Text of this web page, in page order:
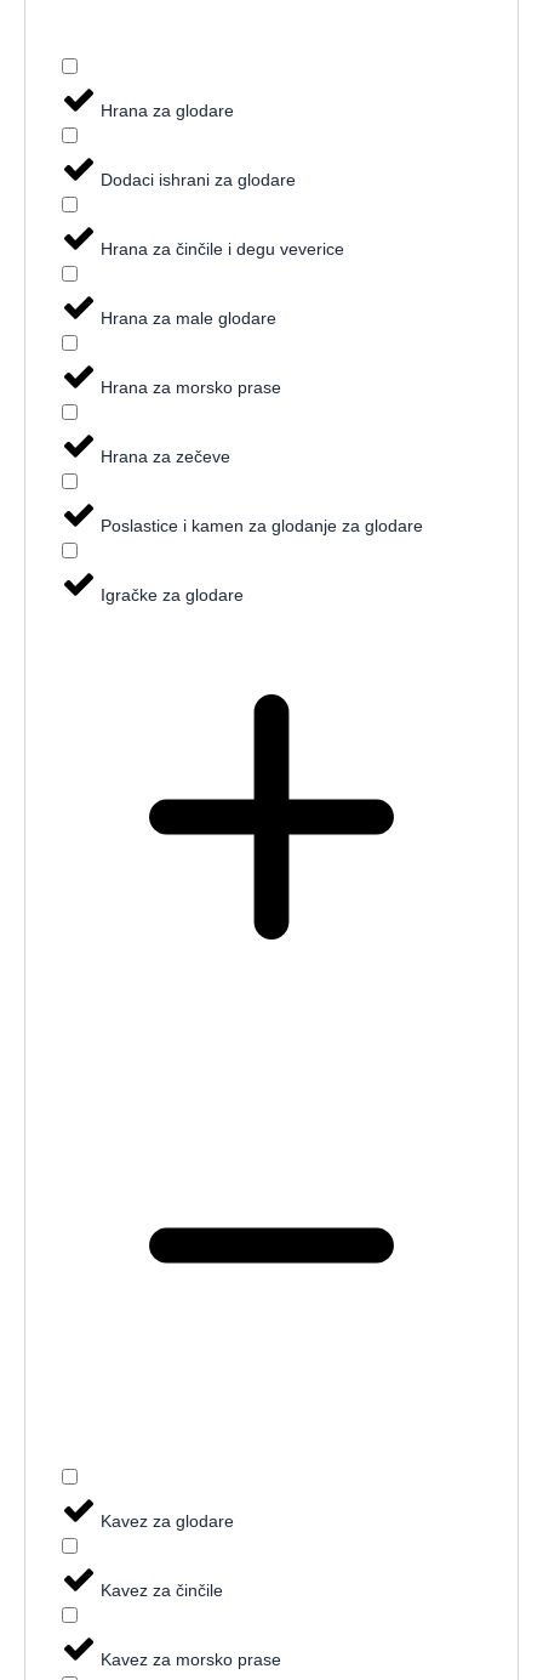
Hrana za glodare
Dodaci ishrani za glodare
Hrana za činčile i degu veverice
Hrana za male glodare
Hrana za morsko prase
Hrana za zečeve
Poslastice i kamen za glodanje za glodare
Igračke za glodare
Kavez za glodare
Kavez za činčile
Kavez za morsko prase